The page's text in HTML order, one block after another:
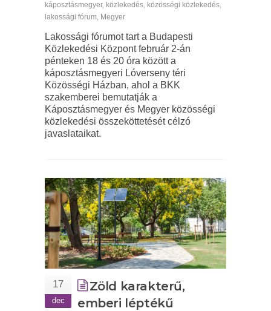
káposztásmegyer, közlekedés, közösségi közlekedés,
lakossági fórum, Megyer
Lakossági fórumot tart a Budapesti
Közlekedési Központ február 2-án
pénteken 18 és 20 óra között a
káposztásmegyeri Lóverseny téri
Közösségi Házban, ahol a BKK
szakemberei bemutatják a
Káposztásmegyer és Megyer közösségi
közlekedési összeköttetését célzó
javaslataikat.
17
dec
Zöld karakterű,
emberi léptékű